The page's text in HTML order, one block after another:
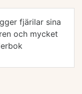
fjärilar sina
och mycket